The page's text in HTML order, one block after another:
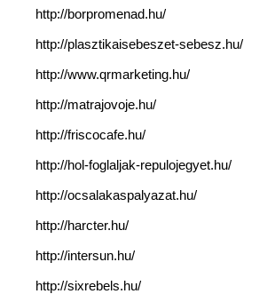
http://borpromenad.hu/
http://plasztikaisebeszet-sebesz.hu/
http://www.qrmarketing.hu/
http://matrajovoje.hu/
http://friscocafe.hu/
http://hol-foglaljak-repulojegyet.hu/
http://ocsalakaspalyazat.hu/
http://harcter.hu/
http://intersun.hu/
http://sixrebels.hu/